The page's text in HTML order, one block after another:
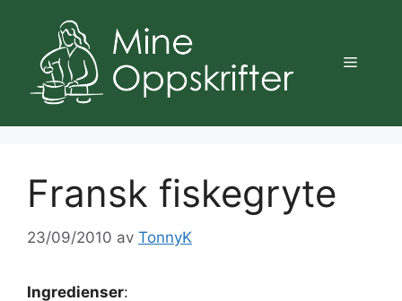
innhold
Meny
Fransk fiskegryte
23/09/2010 av TonnyK
Ingredienser: